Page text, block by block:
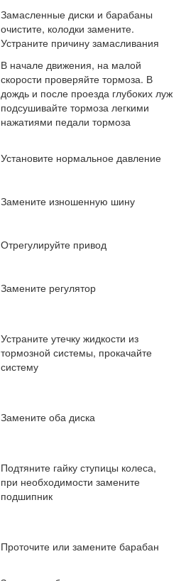
Замасленные диски и барабаны
очистите, колодки замените.
Устраните причину замасливания
В начале движения, на малой
скорости проверяйте тормоза. В
дождь и после проезда глубоких луж
подсушивайте тормоза легкими
нажатиями педали тормоза
Установите нормальное давление
Замените изношенную шину
Отрегулируйте привод
Замените регулятор
Устраните утечку жидкости из
тормозной системы, прокачайте
систему
Замените оба диска
Подтяните гайку ступицы колеса,
при необходимости замените
подшипник
Проточите или замените барабан